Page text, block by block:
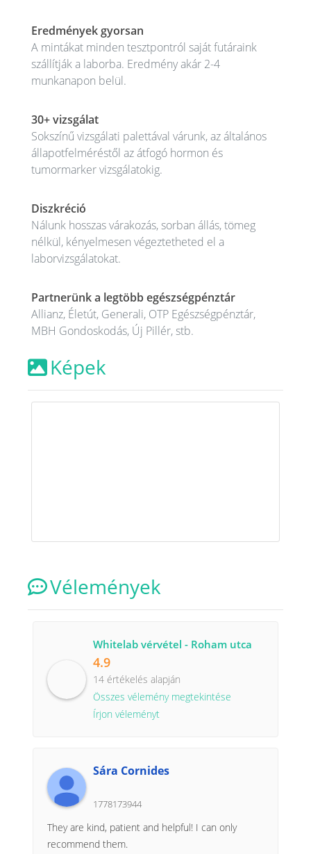
Eredmények gyorsan
A mintákat minden tesztpontról saját futáraink
szállítják a laborba. Eredmény akár 2-4
munkanapon belül.
30+ vizsgálat
Sokszínű vizsgálati palettával várunk, az általános
állapotfelméréstől az átfogó hormon és
tumormarker vizsgálatokig.
Diszkréció
Nálunk hosszas várakozás, sorban állás, tömeg
nélkül, kényelmesen végeztetheted el a
laborvizsgálatokat.
Partnerünk a legtöbb egészségpénztár
Allianz, Életút, Generali, OTP Egészségpénztár,
MBH Gondoskodás, Új Pillér, stb.
Képek
Vélemények
Whitelab vérvétel - Roham utca
4.9
14 értékelés alapján
Összes vélemény megtekintése
Írjon véleményt
Sára Cornides
1778173944
They are kind, patient and helpful! I can only
recommend them.